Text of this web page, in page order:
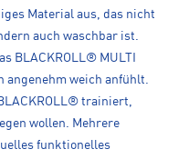
Material aus, das nicht
auch waschbar ist.
BLACKROLL® MULTI
angenehm weich anfühlt.
trainiert,
wollen. Mehrere
funktionelles